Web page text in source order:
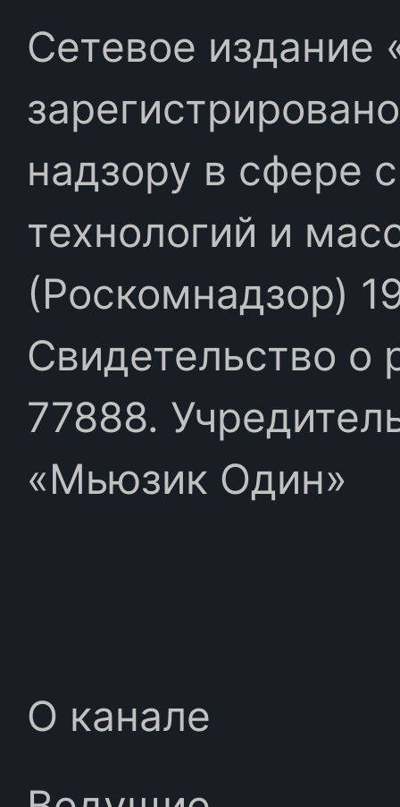
Сетевое издание
надзору в сфере
технологий и
(Роскомнадзор)
Свидетельство
77888.
«Мьюзик Один»
О канале